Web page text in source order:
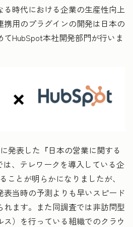
る時代における企業の生産性向上
携用のプラグインの開発は日本の
HubSpot本社開発部門が行いま
発表した『日本の営業に関する
は、テレワークを導入している企
ことが明らかになりましたが、
当時の予測よりも早いスピード
ます。また同調査では非訪問型
）を行っている組織でのクラウ